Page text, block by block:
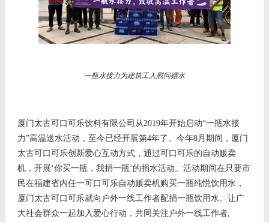
一瓶水接力为建筑工人慰问赠水
厦门太古可口可乐饮料有限公司从2019年开始启动“一瓶水接
力”高温送水活动 ， 至今已经开展第4年了。 今年8月期间，厦门
太古可口可乐创新爱心互动方式，通过可口可乐的自动贩卖
机，开展‘你买一瓶，我捐一瓶’的捐水活动。活动期间在只要市
民在福建省内任一可口可乐自动贩卖机购买一瓶纯悦饮用水，
厦门太古可口可乐就向户外一线工作者配捐一瓶饮用水。让广
大社会群众一起加入爱心行动，共同关注户外一线工作者,